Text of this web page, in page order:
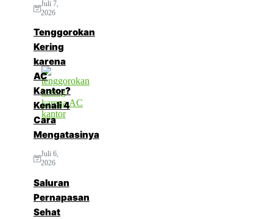
Juli 7,
2026
Tenggorokan
Kering
karena
AC
Kantor?
Kenali 4
Cara
Mengatasinya
Juli 6,
2026
Saluran
Pernapasan
Sehat